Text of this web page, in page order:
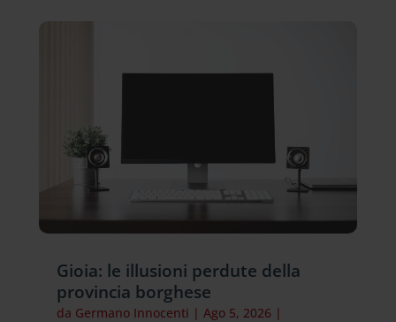
Gioia: le illusioni perdute della
provincia borghese
da Germano Innocenti | Ago 5, 2026 |